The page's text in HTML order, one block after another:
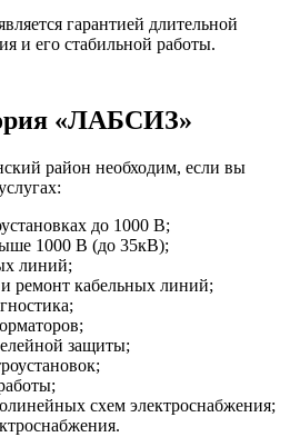
гарантией длительной
и его стабильной работы.
«ЛАБСИЗ»
район необходим, если вы
до 1000 В;
1000 В (до 35кВ);
линий;
ремонт кабельных линий;
защиты;
схем электроснабжения;